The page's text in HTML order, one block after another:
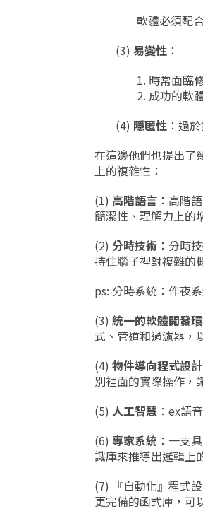
軟體必須配
(3)易變性 ：
1. 時常面臨
2. 成功的軟
(4) 隱匿性 ：過
在這邊他們也提出了
上的複雜性：
(1) 高階語言 ：高階
簡潔性、理解力上的
(2)分時技術 ：分時
持住腦子裡對複雜的
ps: 分時系統：作夜
(3)統一的軟體開發
式、管道和過濾器，
(4)物件導向程式設計
別裡面的實際操作，
(5) 人工智慧 ：ex語
(6)專家系統 ：一支
識庫來推導出邏輯上
(7) 『自動化』程式
更完備的函式庫，可